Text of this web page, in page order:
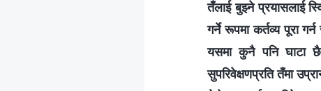
तँलाई बुझ्ने प्रयासलाई
गर्ने रूपमा कर्तव्य पूरा
यसमा कुनै पनि घाटा
सुपरिवेक्षणप्रति तँमा